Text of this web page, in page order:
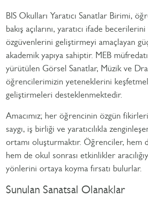
BIS Okulları Yaratıcı Sanatlar Birimi,
bakış açılarını, yaratıcı ifade
özgüvenlerini geliştirmeyi amaçlayan
akademik yapıya sahiptir. MEB
yürütülen Görsel Sanatlar, Müzik ve
öğrencilerimizin yeteneklerini
geliştirmeleri desteklenmektedir.
Amacımız; her öğrencinin özgün
saygı, iş birliği ve yaratıcılıkla
ortamı oluşturmaktır. Öğrenciler, hem
hem de okul sonrası etkinlikler
yönlerini ortaya koyma fırsatı bulurlar.
Sunulan Sanatsal Olanaklar